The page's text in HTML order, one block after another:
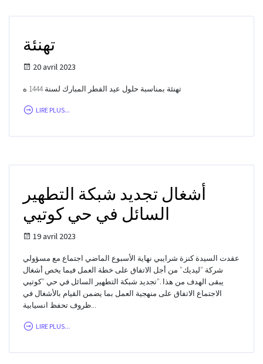
تهنئة
20 avril 2023
تهنئة بمناسبة حلول عيد الفطر المبارك لسنة 1444 ه
LIRE PLUS...
أشغال تجديد شبكة التطهير
السائل في حي كوتيي
19 avril 2023
عقدت السيدة كنزة شرايبي نهاية الأسبوع الماضي اجتماع مع مسؤولي
شركة "ليديك" من أجل الاتفاق على خطة العمل فيما يخص أشغال
تجديد شبكة التطهير السائل في حي "كوتيي". ‎يبقى الهدف من هذا
الاجتماع الاتفاق على منهجية العمل بما يضمن القيام بالأشغال في
ظروف تحفظ انسيابية...
LIRE PLUS...